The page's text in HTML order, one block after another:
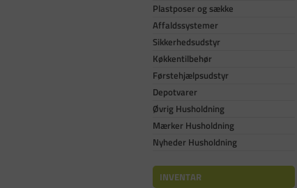
Plastposer og sække
Affaldssystemer
Sikkerhedsudstyr
Køkkentilbehør
Førstehjælpsudstyr
Depotvarer
Øvrig Husholdning
Mærker Husholdning
Nyheder Husholdning
INVENTAR